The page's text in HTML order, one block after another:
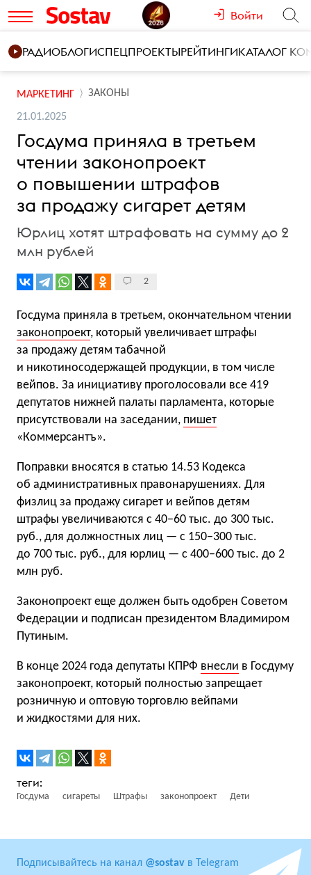
Войти
РАДИОБЛОГИСПЕЦПРОЕКТЫРЕЙТИНГИКАТАЛОГ
МАРКЕТИНГ ЗАКОНЫ
21.01.2025
Госдума приняла в третьем
чтении законопроект
о повышении штрафов
за продажу сигарет детям
Юрлиц хотят штрафовать на сумму до 2
млн рублей
2
Госдума приняла в третьем, окончательном чтении
законопроект, который увеличивает штрафы
за продажу детям табачной
и никотиносодержащей продукции, в том числе
вейпов. За инициативу проголосовали все 419
депутатов нижней палаты парламента, которые
присутствовали на заседании, пишет
«Коммерсантъ».
Поправки вносятся в статью 14.53 Кодекса
об административных правонарушениях. Для
физлиц за продажу сигарет и вейпов детям
штрафы увеличиваются с 40−60 тыс. до 300 тыс.
руб., для должностных лиц — с 150−300 тыс.
до 700 тыс. руб., для юрлиц — с 400−600 тыс. до 2
млн руб.
Законопроект еще должен быть одобрен Советом
Федерации и подписан президентом Владимиром
Путиным.
В конце 2024 года депутаты КПРФ внесли в Госдуму
законопроект, который полностью запрещает
розничную и оптовую торговлю вейпами
и жидкостями для них.
Госдума сигареты Штрафы законопроект Дети
Подписывайтесь на канал @sostav в Telegram